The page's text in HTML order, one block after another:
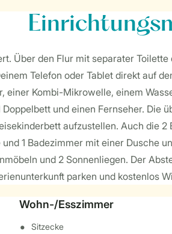
Über den Flur mit separater
Telefon oder Tablet direkt auf
Kombi-Mikrowelle, einem
und einen Fernseher.
aufzustellen. Auch die
1 Badezimmer mit einer Dusche
und 2 Sonnenliegen. Der
parken und kostenlos
Wohn-/Esszimmer
Sitzecke